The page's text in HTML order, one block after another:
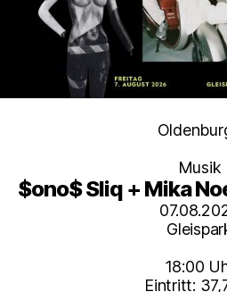
Musik
$ono$ Sliq + Mika
18:00
Eintritt: